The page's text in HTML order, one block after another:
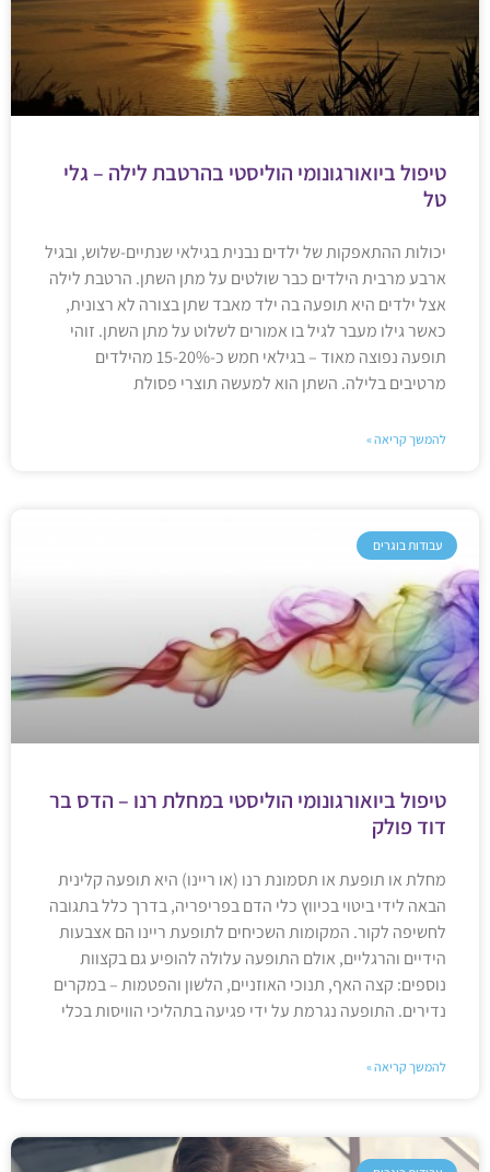
טיפול ביואורגונומי הוליסטי בהרטבת לילה – גלי
טל
יכולות ההתאפקות של ילדים נבנית בגילאי שנתיים-שלוש, ובגיל
ארבע מרבית הילדים כבר שולטים על מתן השתן. הרטבת לילה
אצל ילדים היא תופעה בה ילד מאבד שתן בצורה לא רצונית,
כאשר גילו מעבר לגיל בו אמורים לשלוט על מתן השתן. זוהי
תופעה נפוצה מאוד – בגילאי חמש כ-15-20% מהילדים
מרטיבים בלילה. השתן הוא למעשה תוצרי פסולת
להמשך קריאה »
עבודות בוגרים
טיפול ביואורגונומי הוליסטי במחלת רנו – הדס בר
דוד פולק
מחלת או תופעת או תסמונת רנו (או ריינו) היא תופעה קלינית
הבאה לידי ביטוי בכיווץ כלי הדם בפריפריה, בדרך כלל בתגובה
לחשיפה לקור. המקומות השכיחים לתופעת ריינו הם אצבעות
הידיים והרגליים, אולם התופעה עלולה להופיע גם בקצוות
נוספים: קצה האף, תנוכי האוזניים, הלשון והפטמות – במקרים
נדירים. התופעה נגרמת על ידי פגיעה בתהליכי הוויסות בכלי
להמשך קריאה »